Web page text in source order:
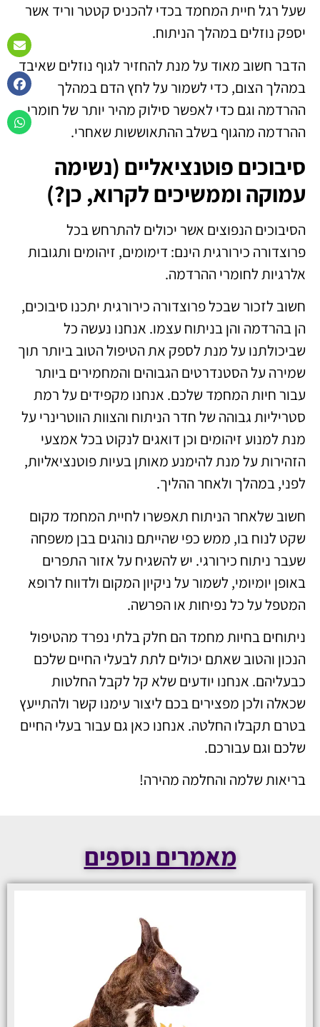
שעל רגל חיית המחמד בכדי להכניס קטטר וריד אשר
יספק נוזלים במהלך הניתוח.
הדבר חשוב מאוד על מנת להחזיר לגוף נוזלים שאיבד
במהלך הצום, כדי לשמור על לחץ הדם במהלך
ההרדמה וגם כדי לאפשר סילוק מהיר יותר של חומרי
ההרדמה מהגוף בשלב ההתאוששות שאחרי.
סיבוכים פוטנציאליים (נשימה
עמוקה וממשיכים לקרוא, כן?)
הסיבוכים הנפוצים אשר יכולים להתרחש בכל
פרוצדורה כירורגית הינם: דימומים, זיהומים ותגובות
אלרגיות לחומרי ההרדמה.
חשוב לזכור שבכל פרוצדורה כירורגית יתכנו סיבוכים,
הן בהרדמה והן בניתוח עצמו. אנחנו נעשה כל
שביכולתנו על מנת לספק את הטיפול הטוב ביותר תוך
שמירה על הסטנדרטים הגבוהים והמחמירים ביותר
עבור חיות המחמד שלכם. אנחנו מקפידים על רמת
סטריליות גבוהה של חדר הניתוח והצוות הווטרינרי על
מנת למנוע זיהומים וכן דואגים לנקוט בכל אמצעי
הזהירות על מנת להימנע מאותן בעיות פוטנציאליות,
לפני, במהלך ולאחר ההליך.
חשוב שלאחר הניתוח תאפשרו לחיית המחמד מקום
שקט לנוח בו, ממש כפי שהייתם נוהגים בבן משפחה
שעבר ניתוח כירורגי. יש להשגיח על אזור התפרים
באופן יומיומי, לשמור על ניקיון המקום ולדווח לרופא
המטפל על כל נפיחות או הפרשה.
ניתוחים בחיות מחמד הם חלק בלתי נפרד מהטיפול
הנכון והטוב שאתם יכולים לתת לבעלי החיים שלכם
כבעליהם. אנחנו יודעים שלא קל לקבל החלטות
שכאלה ולכן מפצירים בכם ליצור עימנו קשר ולהתייעץ
בטרם תקבלו החלטה. אנחנו כאן גם עבור בעלי החיים
שלכם וגם עבורכם.
בריאות שלמה והחלמה מהירה!
מאמרים נוספים